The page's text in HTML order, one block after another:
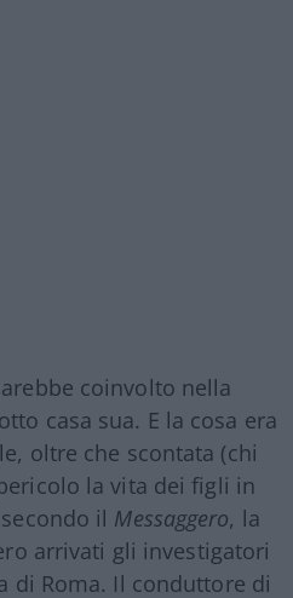
coinvolto nella
casa sua. E la cosa era
oltre che scontata (chi
la vita dei figli in
il Messaggero, la
arrivati gli investigatori
di Roma. Il conduttore di